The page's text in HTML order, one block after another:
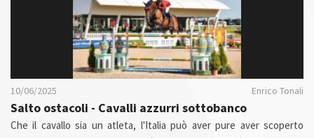
10/06/2025 Enrico Tonali
Salto ostacoli - Cavalli azzurri sottobanco
Che il cavallo sia un atleta, l'Italia può aver pure aver scoperto